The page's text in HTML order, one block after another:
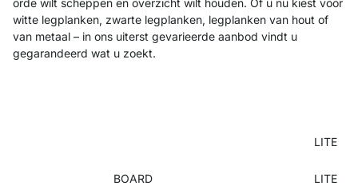
orde wilt scheppen en overzicht wilt houden. Of u nu kiest voor
witte legplanken, zwarte legplanken, legplanken van hout of
van metaal – in ons uiterst gevarieerde aanbod vindt u
gegarandeerd wat u zoekt.
LITE
BOARD LITE